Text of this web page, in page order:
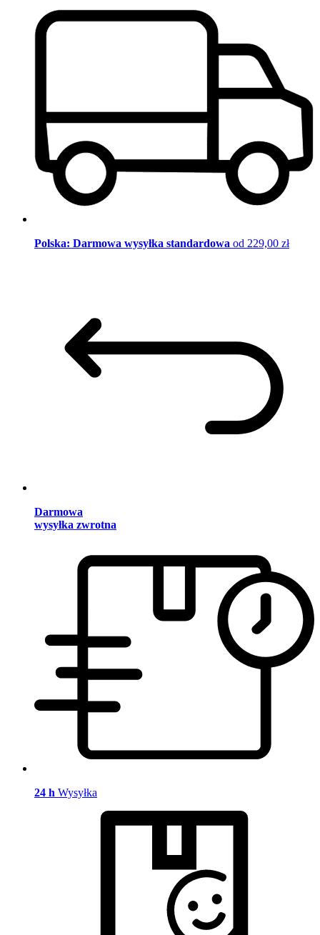
Polska: Darmowa wysyłka standardowa od 229,00 zł
Darmowa
wysyłka zwrotna
24 h Wysyłka